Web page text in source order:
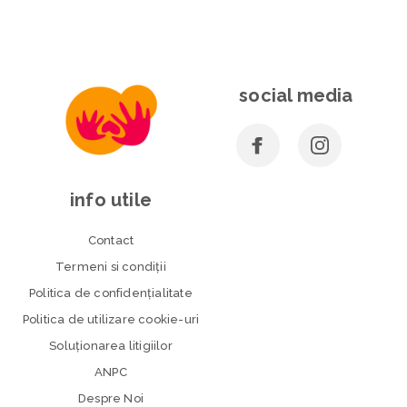
social media
info utile
Contact
Termeni si condiţii
Politica de confidenţialitate
Politica de utilizare cookie-uri
Soluționarea litigiilor
ANPC
Despre Noi